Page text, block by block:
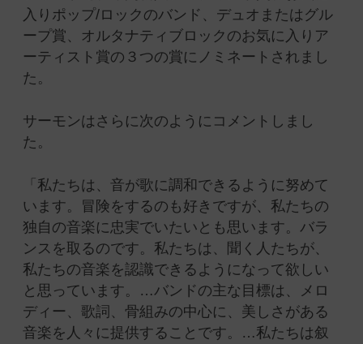
入りポップ/ロックのバンド、デュオまたはグル
ープ賞、オルタナティブロックのお気に入りア
ーティスト賞の３つの賞にノミネートされまし
た。
サーモンはさらに次のようにコメントしまし
た。
「私たちは、音が歌に調和できるように努めて
います。冒険をするのも好きですが、私たちの
独自の音楽に忠実でいたいとも思います。バラ
ンスを取るのです。私たちは、聞く人たちが、
私たちの音楽を認識できるようになって欲しい
と思っています。…バンドの主な目標は、メロ
ディー、歌詞、骨組みの中心に、美しさがある
音楽を人々に提供することです。…私たちは叙